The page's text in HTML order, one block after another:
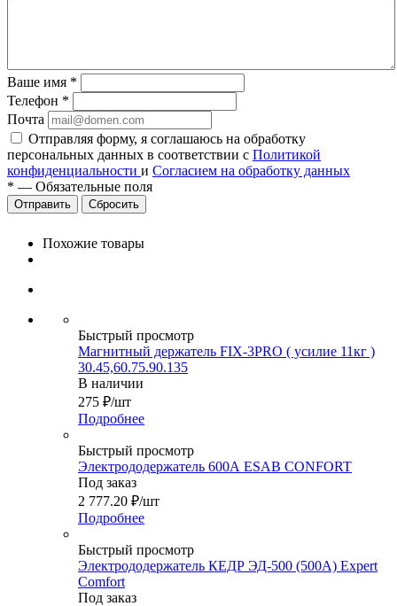
Ваше имя *
Телефон *
Почта
Отправляя форму, я соглашаюсь на обработку
персональных данных в соответствии с Политикой
конфиденциальности и Согласием на обработку данных
* — Обязательные поля
Сбросить
Похожие товары
Быстрый просмотр
Магнитный держатель FIX-3PRO ( усилие 11кг )
30.45,60.75.90.135
В наличии
275 ₽/шт
Подробнее
Быстрый просмотр
Электрододержатель 600А ESAB CONFORT
Под заказ
2 777.20 ₽/шт
Подробнее
Быстрый просмотр
Электрододержатель КЕДР ЭД-500 (500А) Expert
Comfort
Под заказ